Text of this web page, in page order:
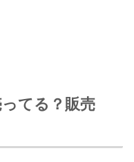
てる？販売